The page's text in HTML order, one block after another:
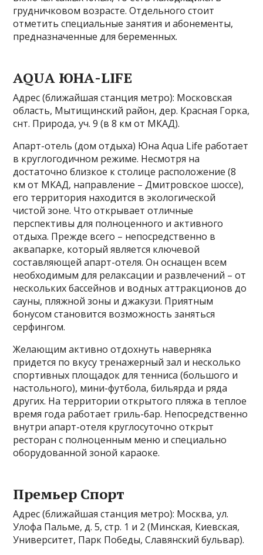
грудничковом возрасте. Отдельного стоит
отметить специальные занятия и абонементы,
предназначенные для беременных.
AQUA ЮНА-LIFE
Адрес (ближайшая станция метро): Московская
область, Мытищинский район, дер. Красная Горка,
снт. Природа, уч. 9 (в 8 км от МКАД).
Апарт-отель (дом отдыха) Юна Aqua Life работает
в круглогодичном режиме. Несмотря на
достаточно близкое к столице расположение (8
км от МКАД, направление – Дмитровское шоссе),
его территория находится в экологической
чистой зоне. Что открывает отличные
перспективы для полноценного и активного
отдыха. Прежде всего – непосредственно в
аквапарке, который является ключевой
составляющей апарт-отеля. Он оснащен всем
необходимым для релаксации и развлечений – от
нескольких бассейнов и водных аттракционов до
сауны, пляжной зоны и джакузи. Приятным
бонусом становится возможность заняться
серфингом.
Желающим активно отдохнуть наверняка
придется по вкусу тренажерный зал и несколько
спортивных площадок для тенниса (большого и
настольного), мини-футбола, бильярда и ряда
других. На территории открытого пляжа в теплое
время года работает гриль-бар. Непосредственно
внутри апарт-отеля круглосуточно открыт
ресторан с полноценным меню и специально
оборудованной зоной караоке.
Премьер Спорт
Адрес (ближайшая станция метро): Москва, ул.
Улофа Пальме, д. 5, стр. 1 и 2 (Минская, Киевская,
Университет, Парк Победы, Славянский бульвар).